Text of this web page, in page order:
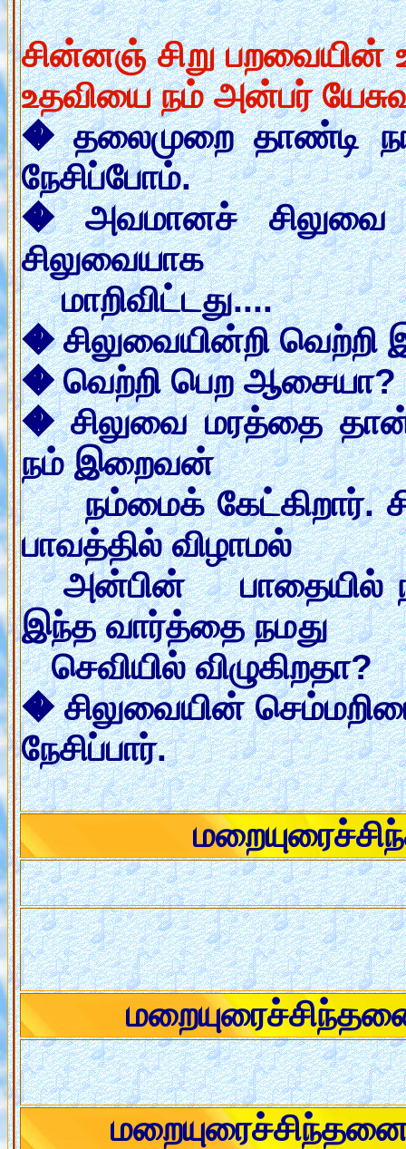
சின்னஞ் சிறு பறவையின்
உதவியை நம் அன்பர்
� தலைமுறை தாண்டி
நேசிப்போம்.
� அவமானச் சிலுவை
சிலுவையாக
மாறிவிட்டது....
� சிலுவையின்றி
� வெற்றி பெற ஆசையா?
� சிலுவை மரத்தை தான்
நம் இறைவன்
நம்மைக் கேட்கிறார்.
பாவத்தில் விழாமல்
அன்பின் பாதையில் நீ
இந்த வார்த்தை நமது
செவியில் விழுகிறதா?
� சிலுவையின்
நேசிப்பார்.